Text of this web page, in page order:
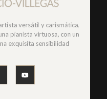
versátil y carismática,
pianista virtuosa, con un
exquisita sensibilidad